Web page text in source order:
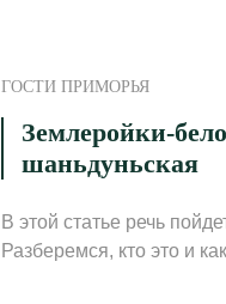
ГОСТИ ПРИМОРЬЯ
Землеройки-
шаньдуньская
В этой статье речь
Разберемся, кто это и